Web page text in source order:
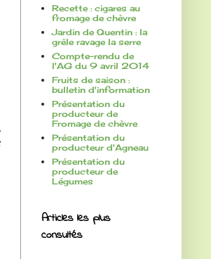
Recette : cigares au
fromage de chèvre
Jardin de Quentin : la
grêle ravage la serre
Compte-rendu de
l'AG du 9 avril 2014
Fruits de saison :
bulletin d'information
Présentation du
producteur de
Fromage de chèvre
Présentation du
producteur d'Agneau
Présentation du
producteur de
Légumes
Articles les plus
consultés